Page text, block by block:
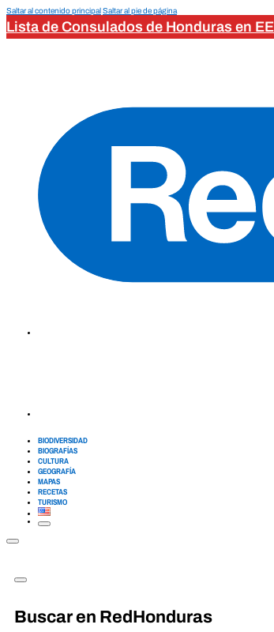
Saltar al contenido principalSaltar al pie de página
Lista de Consulados de Honduras en
BIODIVERSIDAD
BIOGRAFÍAS
CULTURA
GEOGRAFÍA
MAPAS
RECETAS
TURISMO
Buscar en RedHonduras